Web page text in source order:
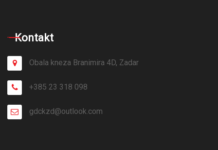
Kontakt
Obala kneza Branimira 4D, Zadar
+385 23 318 098
gdckzd@outlook.com